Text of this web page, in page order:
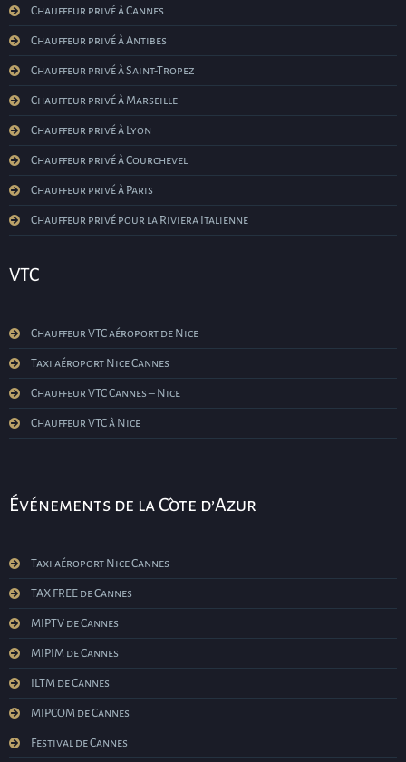
Chauffeur privé à Cannes
Chauffeur privé à Antibes
Chauffeur privé à Saint-Tropez
Chauffeur privé à Marseille
Chauffeur privé à Lyon
Chauffeur privé à Courchevel
Chauffeur privé à Paris
Chauffeur privé pour la Riviera Italienne
VTC
Chauffeur VTC aéroport de Nice
Taxi aéroport Nice Cannes
Chauffeur VTC Cannes – Nice
Chauffeur VTC à Nice
Événements de la Côte d’Azur
Taxi aéroport Nice Cannes
TAX FREE de Cannes
MIPTV de Cannes
MIPIM de Cannes
ILTM de Cannes
MIPCOM de Cannes
Festival de Cannes